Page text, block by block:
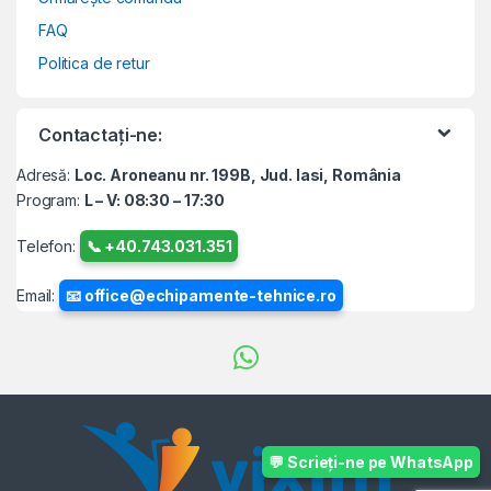
💬 Scrieți-ne pe WhatsApp
FAQ
Politica de retur
Contactați-ne:
Adresă: Loc. Aroneanu nr. 199B, Jud. Iasi, România
Program: L – V: 08:30 – 17:30
Telefon: 📞 +40.743.031.351
Email: 📧 office@echipamente-tehnice.ro